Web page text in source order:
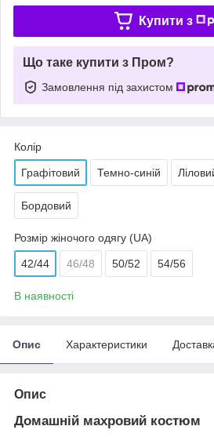
Купити з
Що таке купити з Пром?
Замовлення під захистом
Колір
Графітовий Темно-синій
Бордовий
Розмір жіночого одягу (UA)
42/44 46/48 50/52 54/56
В наявності
Опис Характеристики
Опис
Домашній махровий костюм